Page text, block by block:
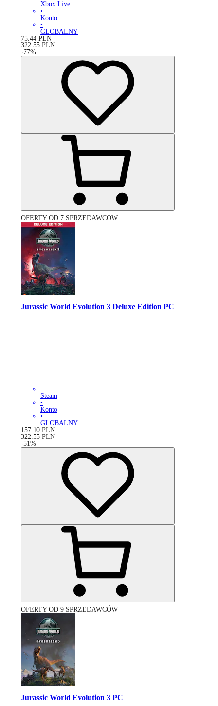
Xbox Live
•
Konto
•
GLOBALNY
75.44 PLN
322.55 PLN
-77%
OFERTY OD 7 SPRZEDAWCÓW
Jurassic World Evolution 3 Deluxe Edition PC
Steam
•
Konto
•
GLOBALNY
157.10 PLN
322.55 PLN
-51%
OFERTY OD 9 SPRZEDAWCÓW
Jurassic World Evolution 3 PC